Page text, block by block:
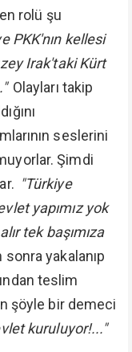
rolü şu
PKK'nın kellesi
Irak'taki Kürt
Olayları takip
seslerini
Şimdi
"Türkiye
yapımız yok
tek başımıza
yakalanıp
teslim
şöyle bir demeci
kuruluyor!..."